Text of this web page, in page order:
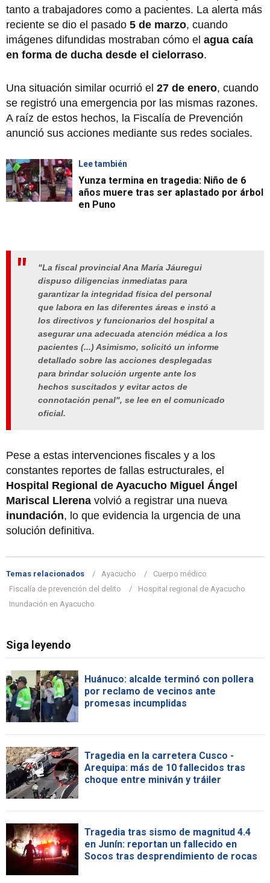
tanto a trabajadores como a pacientes. La alerta más
reciente se dio el pasado 5 de marzo, cuando
imágenes difundidas mostraban cómo el agua caía
en forma de ducha desde el cielorraso.
Una situación similar ocurrió el 27 de enero, cuando
se registró una emergencia por las mismas razones.
A raíz de estos hechos, la Fiscalía de Prevención
anunció sus acciones mediante sus redes sociales.
Lee también
Yunza termina en tragedia: Niño de 6
años muere tras ser aplastado por árbol
en Puno
"La fiscal provincial Ana María Jáuregui
dispuso diligencias inmediatas para
garantizar la integridad física del personal
que labora en las diferentes áreas e instó a
los directivos y funcionarios del hospital a
asegurar una adecuada atención médica a los
pacientes (...) Asimismo, solicitó un informe
detallado sobre las acciones desplegadas
para brindar solución urgente ante los
hechos suscitados y evitar actos de
connotación penal", se lee en el comunicado
oficial.
Pese a estas intervenciones fiscales y a los
constantes reportes de fallas estructurales, el
Hospital Regional de Ayacucho Miguel Ángel
Mariscal Llerena volvió a registrar una nueva
inundación, lo que evidencia la urgencia de una
solución definitiva.
Temas relacionados Ayacucho
Cuerpo médico
Fiscalía de prevención del delito
Hospital regional de Ayacucho
Inundación en Ayacucho
Siga leyendo
Huánuco: alcalde terminó con pollera
por reclamo de vecinos ante
promesas incumplidas
Tragedia en la carretera Cusco -
Arequipa: más de 10 fallecidos tras
choque entre miniván y tráiler
Tragedia tras sismo de magnitud 4.4
en Junín: reportan un fallecido en
Socos tras desprendimiento de rocas